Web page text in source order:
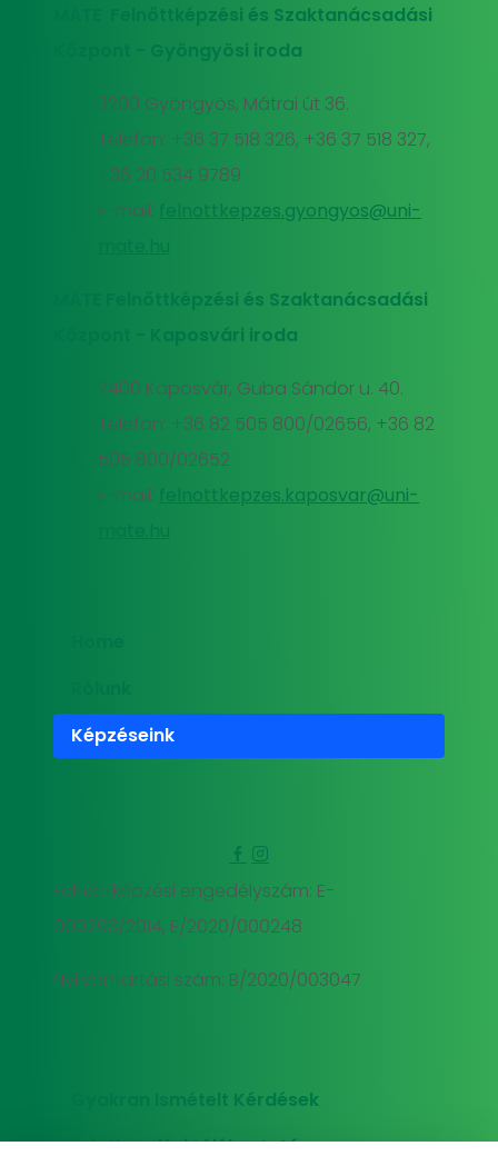
MATE Felnőttképzési és Szaktanácsadási
Központ - Gyöngyösi iroda
3200 Gyöngyös, Mátrai út 36.
Telefon: +36 37 518 326, +36 37 518 327,
+36 20 534 9789
E-mail:
felnottkepzes.gyongyos@uni-
MATE Felnőttképzési és Szaktanácsadási
Központ - Kaposvári iroda
7400 Kaposvár, Guba Sándor u. 40.
Telefon: +36 82 505 800/02656, +36 82
505 800/02652
E-mail:
felnottkepzes.kaposvar@uni-
Képzéseink
Felnőttképzési engedélyszám: E-
000293/2014, E/2020/000248
Nyilvántartási szám: B/2020/003047
Gyakran Ismételt Kérdések
Adatkezelési tájékoztató